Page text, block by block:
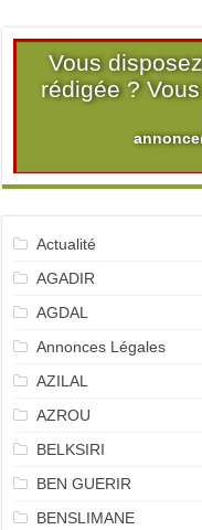
Vous
rédigée ?
Actualité
AGADIR
AGDAL
Annonces Légales
AZILAL
AZROU
BELKSIRI
BEN GUERIR
BENSLIMANE